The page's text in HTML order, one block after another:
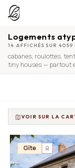
JE CHERCHE
TROUVER UN
Séjours, tournages,
PROPOSER MON
Annuaire +
Déjà
Offre
EXPLORER
UNE QUESTION ?
Logements
14 AFFICHÉS SUR 4059
cabanes, roulottes,
tiny houses— partout
VOIR SUR LA
Gîte